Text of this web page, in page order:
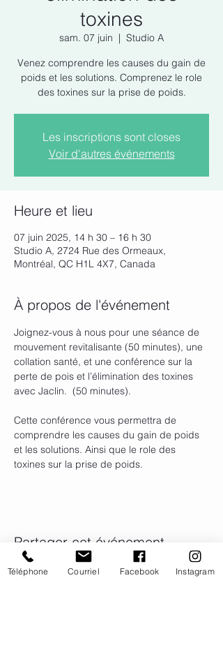
toxines
sam. 07 juin
  |
Studio A
Venez comprendre les causes du gain de
poids et les solutions. Comprenez le role
des toxines sur la prise de poids.
Les inscriptions sont closes
Voir d'autres événements
Heure et lieu
07 juin 2025, 14 h 30 – 16 h 30
Studio A, 2724 Rue des Ormeaux,
Montréal, QC H1L 4X7, Canada
À propos de l'événement
Joignez-vous à nous pour une séance de
mouvement revitalisante (50 minutes), une
collation santé, et une conférence sur la
perte de pois et l’élimination des toxines
avec Jaclin.  (50 minutes).
Cette conférence vous permettra de
comprendre les causes du gain de poids
et les solutions. Ainsi que le role des
toxines sur la prise de poids.
Partager cet événement
Téléphone Courriel Facebook Instagram